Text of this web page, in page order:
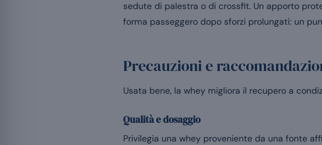
sedute di palestra o di crossfit. Un apporto
forma passeggero dopo sforzi prolungati: un
Precauzioni e
Usata bene, la whey migliora il recupero a
Qualità e dosaggio
Privilegia una whey proveniente da una fonte